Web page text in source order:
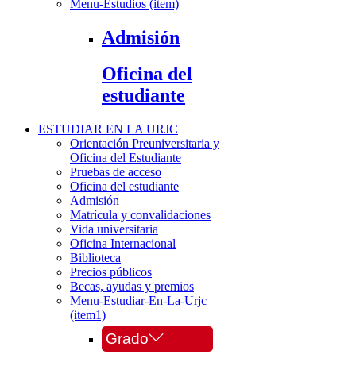
Menu-Estudios (item)
Admisión
Oficina del
estudiante
ESTUDIAR EN LA URJC
Orientación Preuniversitaria y
Oficina del Estudiante
Pruebas de acceso
Oficina del estudiante
Admisión
Matrícula y convalidaciones
Vida universitaria
Oficina Internacional
Biblioteca
Precios públicos
Becas, ayudas y premios
Menu-Estudiar-En-La-Urjc
(item1)
Grado